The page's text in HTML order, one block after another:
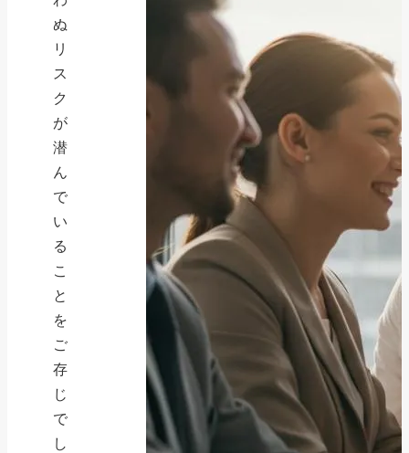
ぬ
リ
ス
ク
が
潜
ん
で
い
る
こ
と
を
ご
存
じ
で
し